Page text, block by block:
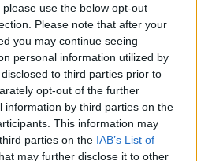
use the below opt-out
Please note that after your
you may continue seeing
personal information utilized by
to third parties prior to
opt-out of the further
information by third parties on the
This information may
parties on the IAB’s List of
may further disclose it to other